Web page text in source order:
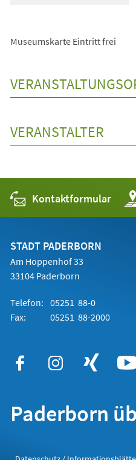
Museumskarte Eintritt frei
VERANSTALTER
Kontaktformular
in
STADT PADERBORN
Am Hoppenhof 33
33104 Paderborn
Telefon: 05251 88-0
Fax:
05251 88-2000
Paderborn